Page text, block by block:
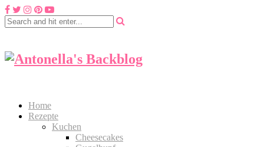
Home
Rezepte
Kuchen
Cheesecakes